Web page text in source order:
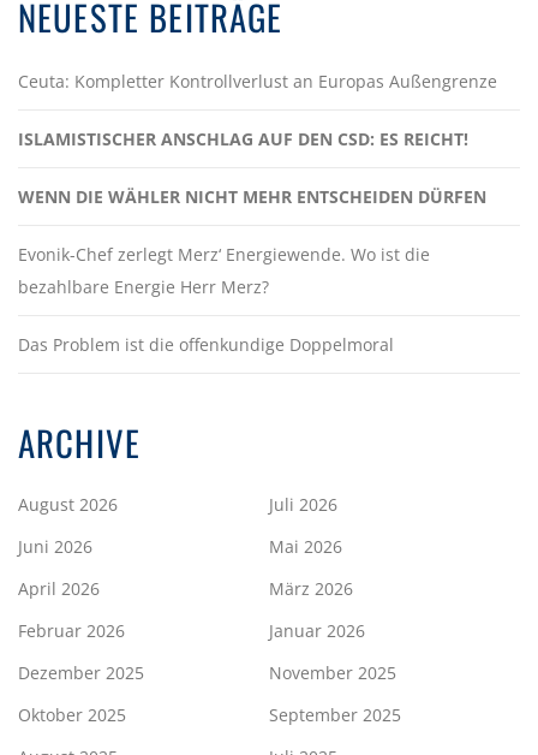
NEUESTE BEITRÄGE
Ceuta: Kompletter Kontrollverlust an Europas Außengrenze
ISLAMISTISCHER ANSCHLAG AUF DEN CSD: ES REICHT!
WENN DIE WÄHLER NICHT MEHR ENTSCHEIDEN DÜRFEN
Evonik-Chef zerlegt Merz‘ Energiewende. Wo ist die
bezahlbare Energie Herr Merz?
Das Problem ist die offenkundige Doppelmoral
ARCHIVE
August 2026
Juli 2026
Juni 2026
Mai 2026
April 2026
März 2026
Februar 2026
Januar 2026
Dezember 2025
November 2025
Oktober 2025
September 2025